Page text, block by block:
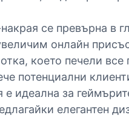
се превърна
онлайн
което печели
потенциални
идеална за
елегантен